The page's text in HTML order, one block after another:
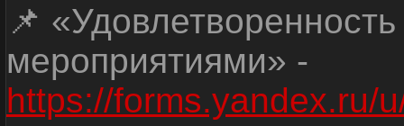
📌
мероприятиями» -
https://forms.yandex.ru/